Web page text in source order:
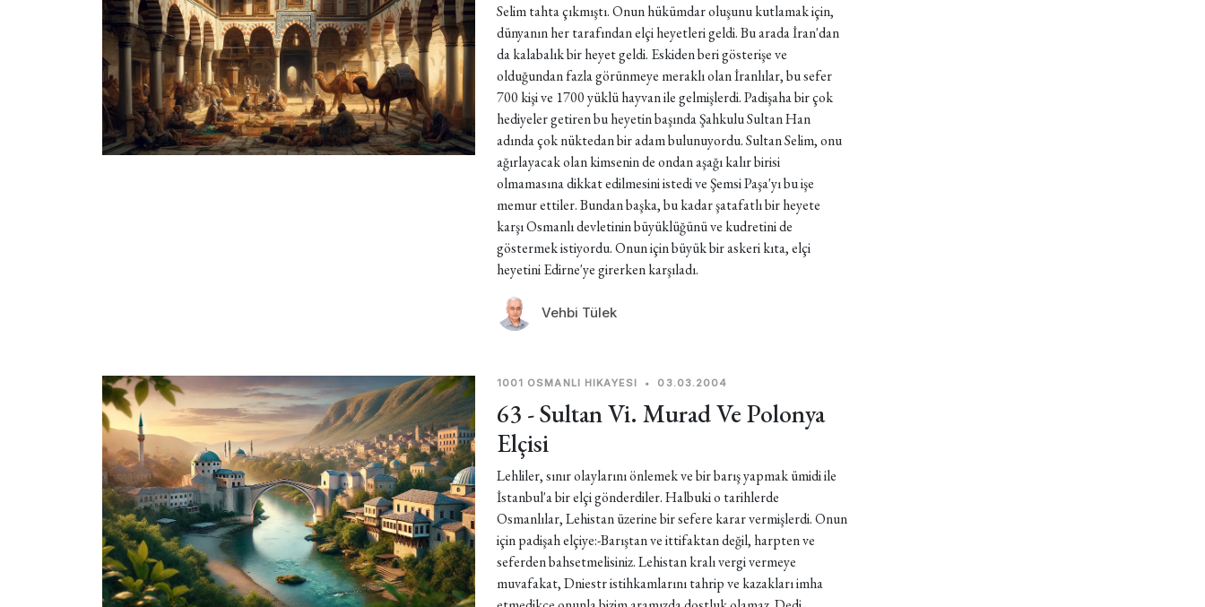
Selim tahta çıkmıştı. Onun hükümdar oluşunu kutlamak için,
dünyanın her tarafından elçi heyetleri geldi. Bu arada İran'dan
da kalabalık bir heyet geldi. Eskiden beri gösterişe ve
olduğundan fazla görünmeye meraklı olan İranlılar, bu sefer
700 kişi ve 1700 yüklü hayvan ile gelmişlerdi. Padişaha bir çok
hediyeler getiren bu heyetin başında Şahkulu Sultan Han
adında çok nüktedan bir adam bulunuyordu. Sultan Selim, onu
ağırlayacak olan kimsenin de ondan aşağı kalır birisi
olmamasına dikkat edilmesini istedi ve Şemsi Paşa'yı bu işe
memur ettiler. Bundan başka, bu kadar şatafatlı bir heyete
karşı Osmanlı devletinin büyüklüğünü ve kudretini de
göstermek istiyordu. Onun için büyük bir askeri kıta, elçi
heyetini Edirne'ye girerken karşıladı.
Vehbi Tülek
1001 OSMANLI HIKAYESI • 03.03.2004
63 - Sultan Vi. Murad Ve Polonya
Elçisi
Lehliler, sınır olaylarını önlemek ve bir barış yapmak ümidi ile
İstanbul'a bir elçi gönderdiler. Halbuki o tarihlerde
Osmanlılar, Lehistan üzerine bir sefere karar vermişlerdi. Onun
için padişah elçiye:-Barıştan ve ittifaktan değil, harpten ve
seferden bahsetmelisiniz. Lehistan kralı vergi vermeye
muvafakat, Dniestr istihkamlarını tahrip ve kazakları imha